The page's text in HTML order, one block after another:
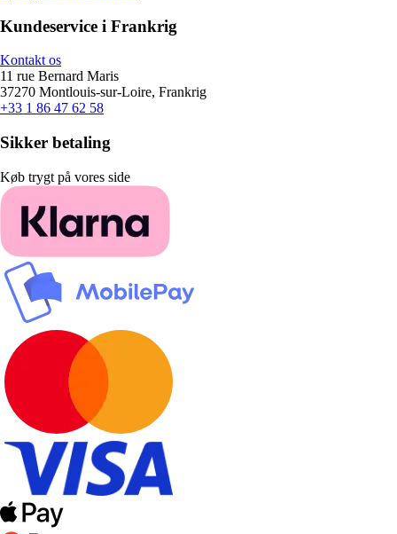
Kundeservice i Frankrig
Kontakt os
11 rue Bernard Maris
37270 Montlouis-sur-Loire, Frankrig
+33 1 86 47 62 58
Sikker betaling
Køb trygt på vores side